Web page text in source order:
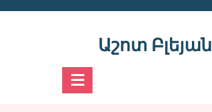
Աշոտ Բլեյան